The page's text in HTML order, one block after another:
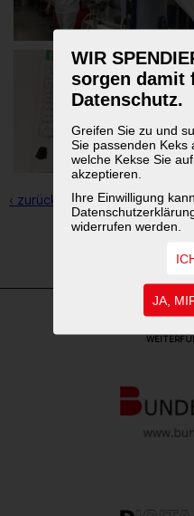
WIR
sorgen damit
Datenschutz.
Greifen Sie zu und
Sie passenden Keks
welche Kekse Sie
akzeptieren.
Ihre Einwilligung
widerrufen werden.
JA,
‹ zurück zur Übersicht